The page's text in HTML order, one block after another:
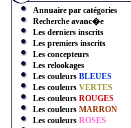
Annuaire par catégories
Recherche avanc�e
Les derniers inscrits
Les premiers inscrits
Les concepteurs
Les relookages
Les couleurs BLEUES
Les couleurs VERTES
Les couleurs ROUGES
Les couleurs MARRON
Les couleurs ROSES